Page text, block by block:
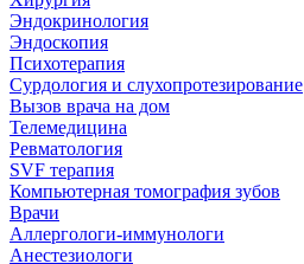
Эндокринология
Эндоскопия
Психотерапия
Сурдология и слухопротезирование
Вызов врача на дом
Телемедицина
Ревматология
SVF терапия
Компьютерная томография зубов
Врачи
Аллергологи-иммунологи
Анестезиологи